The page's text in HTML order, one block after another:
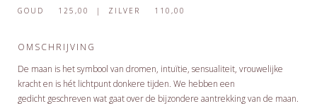
GOUD 125,00 | ZILVER 110,00
OMSCHRIJVING
De maan is het symbool van dromen, intuïtie, sensualiteit, vrouwelijke
kracht en is hét lichtpunt donkere tijden. We hebben een
gedicht geschreven wat gaat over de bijzondere aantrekking van de maan.